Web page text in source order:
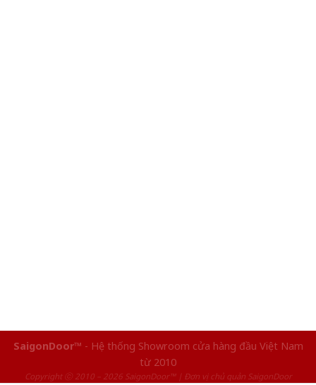
SaigonDoor™ - Hệ thống Showroom cửa hàng đầu Việt Nam
từ 2010
Copyright ⓒ 2010 – 2026 SaigonDoor™ | Đơn vị chủ quản SaigonDoor